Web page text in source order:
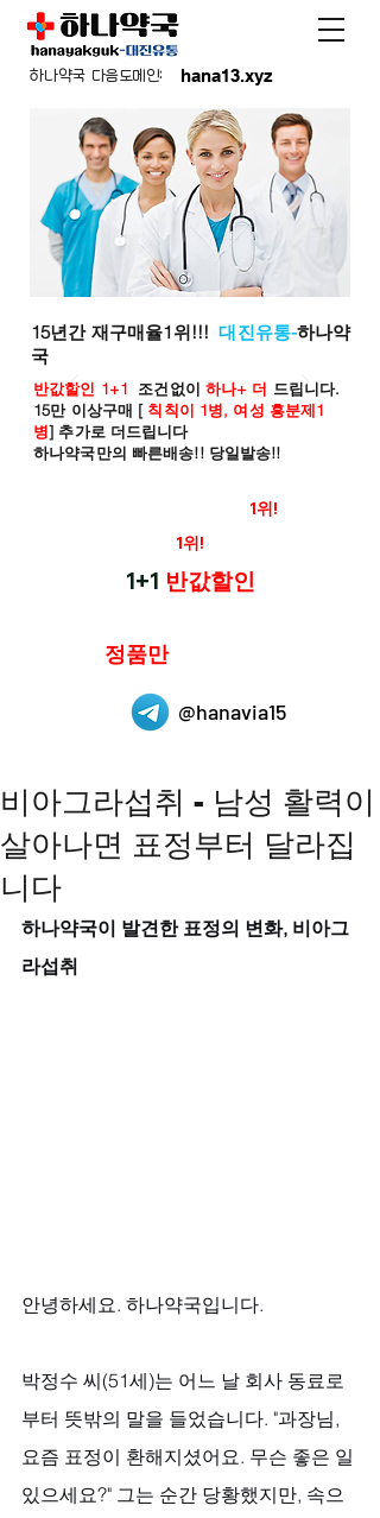
hana13.xyz
하나약국 다음도메인:
15년간 재구매율1위!!!대진유통-하나약
국
반값할인 1+1 조건없이 하나+ 더 드립니다.
15만 이상구매 [ 칙칙이 1병, 여성 흥분제1
병] 추가로 더드립니다
하나약국만의 빠른배송!! 당일발송!!
1위!
1위!
1+1 반값할인
정품만
@hanavia15
비아그라섭취 - 남성 활력이
살아나면 표정부터 달라집
니다
하나약국이 발견한 표정의 변화, 비아그
라섭취
안녕하세요. 하나약국입니다.
박정수 씨(51세)는 어느 날 회사 동료로
부터 뜻밖의 말을 들었습니다. "과장님,
요즘 표정이 환해지셨어요. 무슨 좋은 일
있으세요?" 그는 순간 당황했지만, 속으